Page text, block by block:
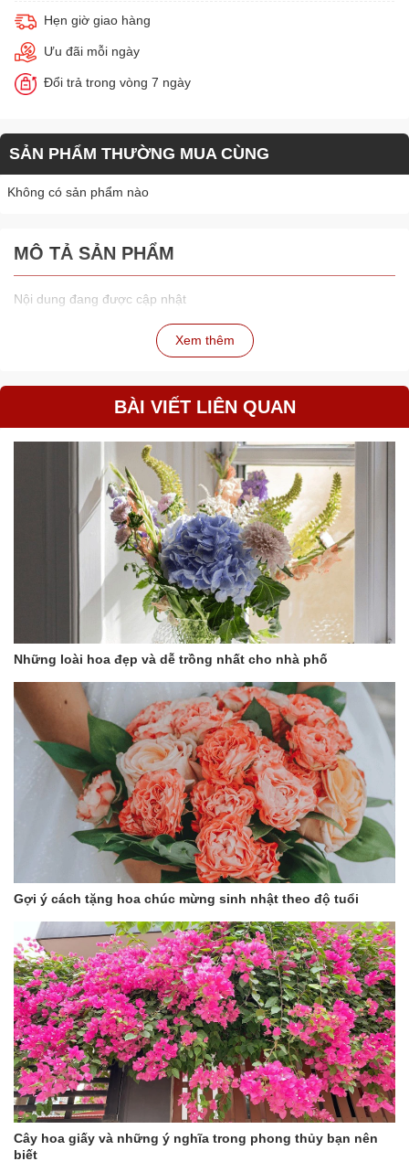
Hẹn giờ giao hàng
Ưu đãi mỗi ngày
Đổi trả trong vòng 7 ngày
SẢN PHẨM THƯỜNG MUA CÙNG
Không có sản phẩm nào
MÔ TẢ SẢN PHẨM
Nội dung đang được cập nhật
Xem thêm
BÀI VIẾT LIÊN QUAN
Những loài hoa đẹp và dễ trồng nhất cho nhà phố
Gợi ý cách tặng hoa chúc mừng sinh nhật theo độ tuổi
Cây hoa giấy và những ý nghĩa trong phong thủy bạn nên
biết